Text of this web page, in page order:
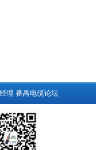
理 番禺电缆论坛